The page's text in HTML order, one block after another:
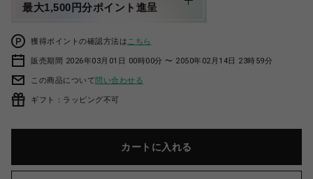
最大1,500円分ポイント進呈
獲得ポイントの確認方法は こちら
販売期間 2026年03月01日 00時00分 〜 2050年02月14日 23時59分
この商品について問い合わせる
ギフト：ラッピング不可
カートに入れる